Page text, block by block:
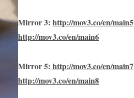
Mirror3: http://mov3.co/en/main5
http://mov3.co/en/main6
Mirror5: http://mov3.co/en/main7
http://mov3.co/en/main8